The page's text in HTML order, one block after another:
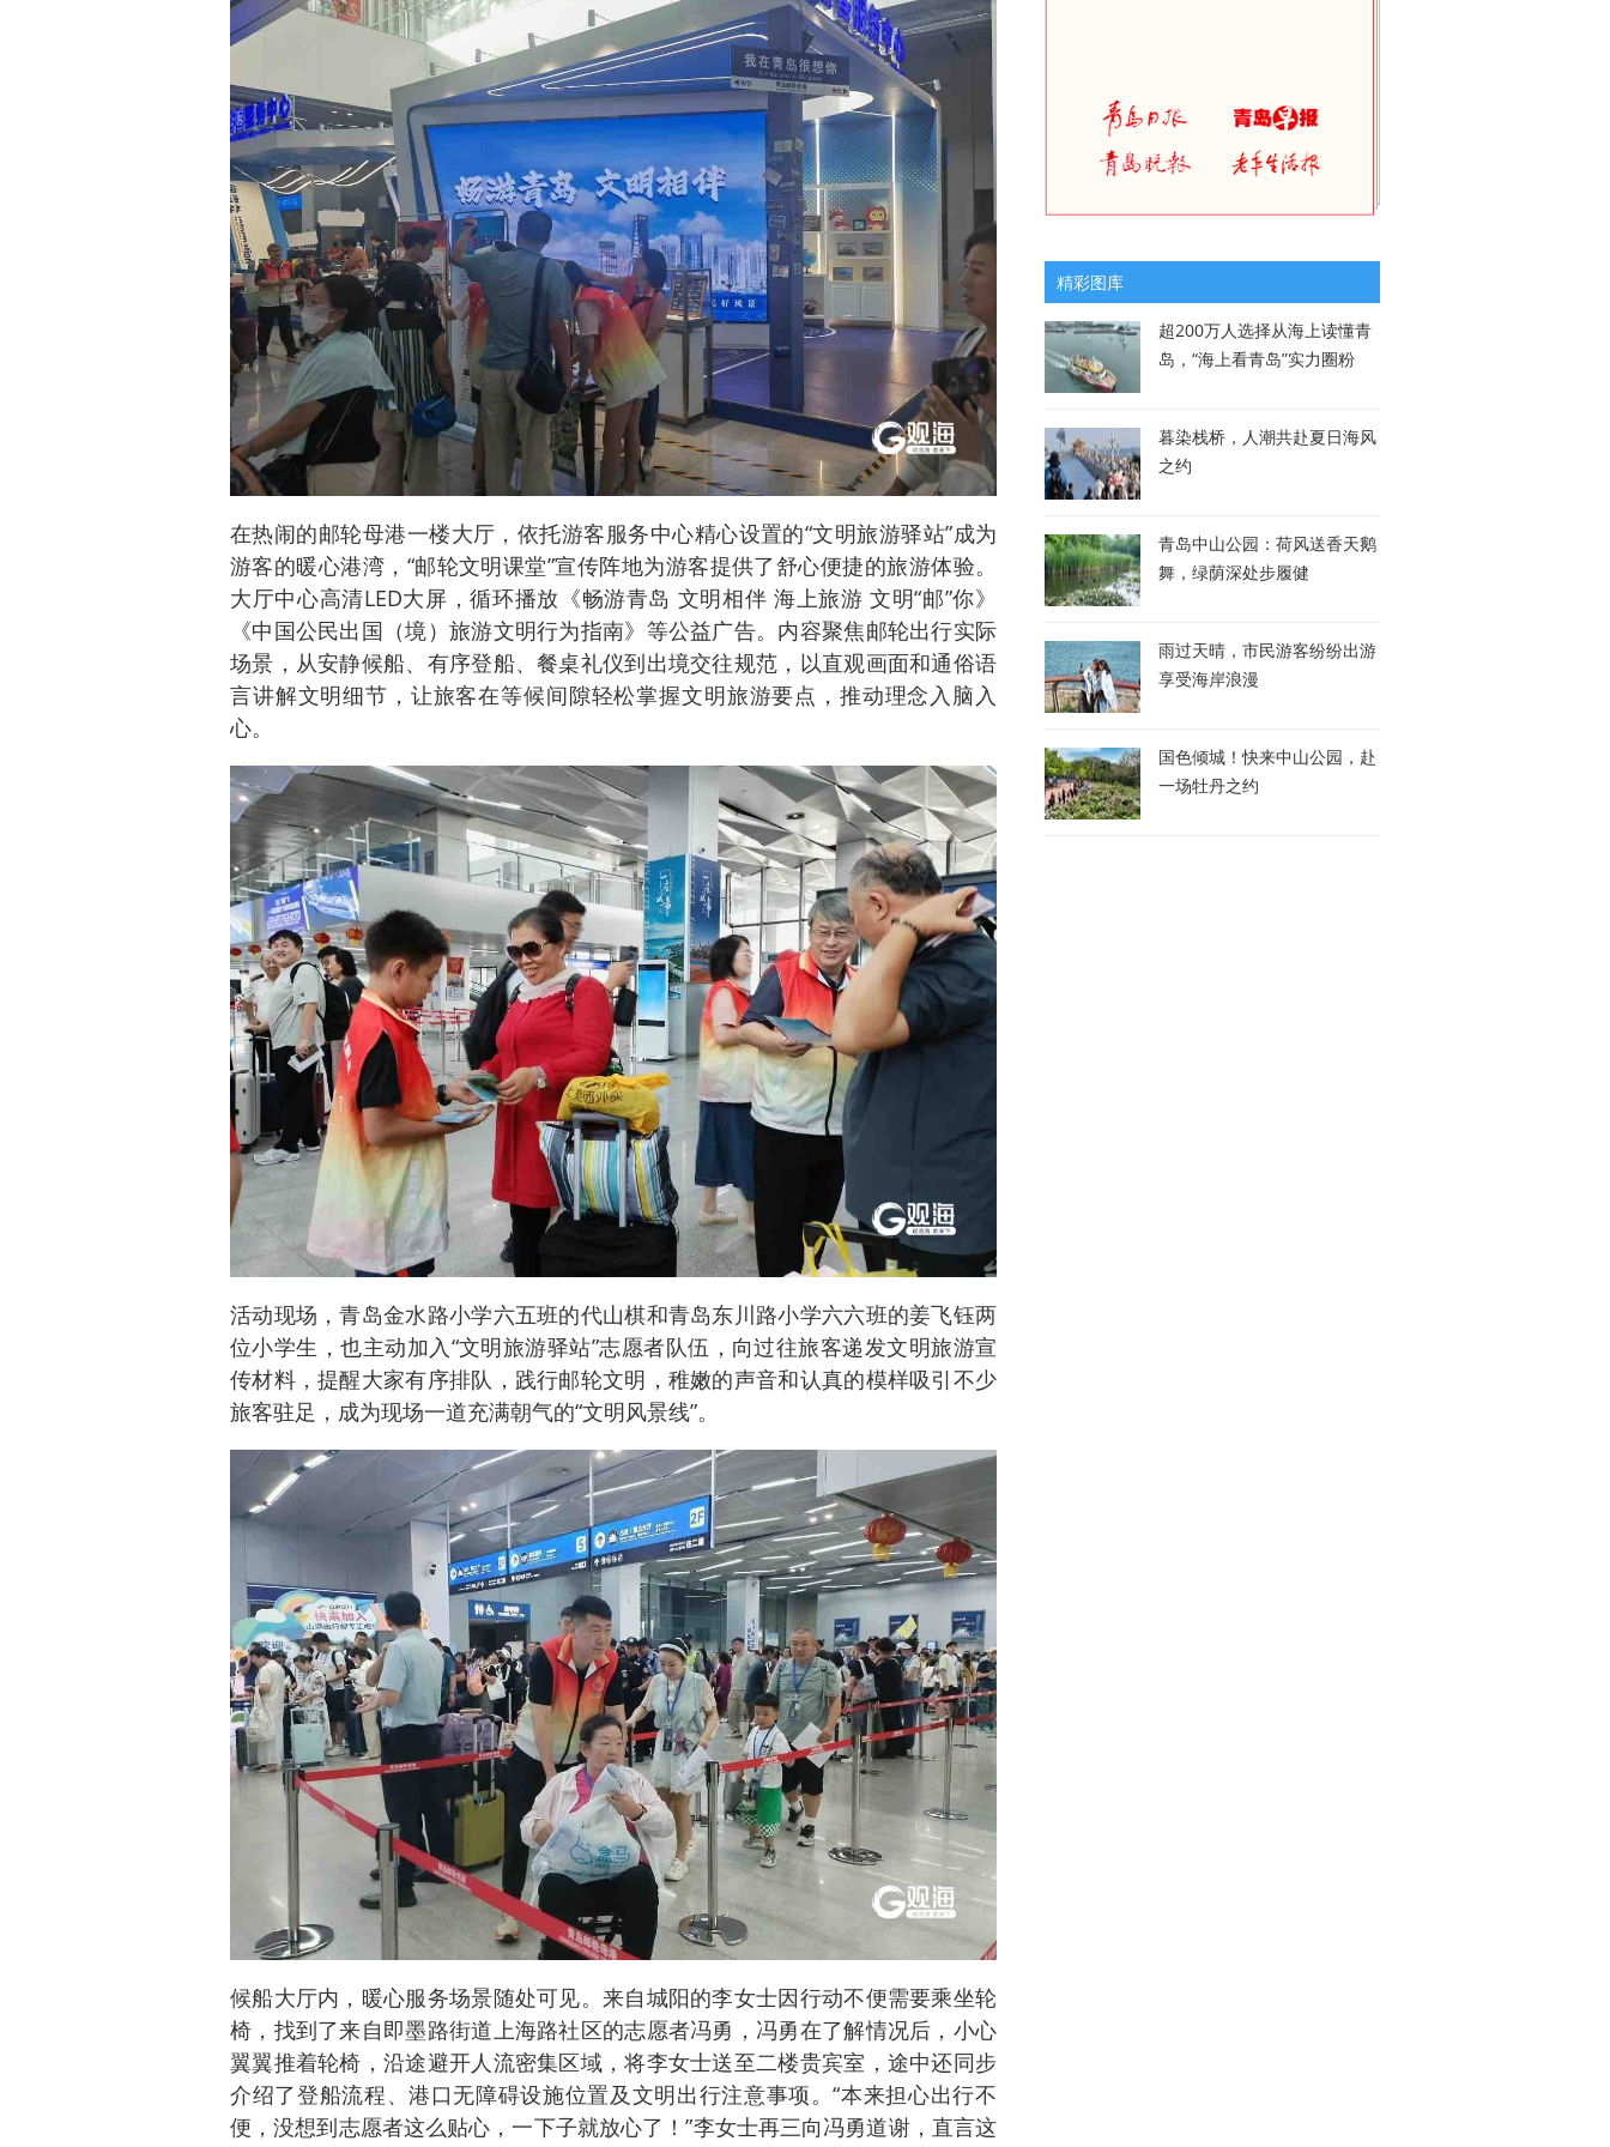
在热闹的邮轮母港一楼大厅，依托游客服务中心精心设置的“文明旅游驿站”成为
游客的暖心港湾，“邮轮文明课堂”宣传阵地为游客提供了舒心便捷的旅游体验。
大厅中心高清LED大屏，循环播放《畅游青岛 文明相伴 海上旅游 文明“邮”你》
《中国公民出国（境）旅游文明行为指南》等公益广告。内容聚焦邮轮出行实际
场景，从安静候船、有序登船、餐桌礼仪到出境交往规范，以直观画面和通俗语
言讲解文明细节，让旅客在等候间隙轻松掌握文明旅游要点，推动理念入脑入
心。
活动现场，青岛金水路小学六五班的代山棋和青岛东川路小学六六班的姜飞钰两
位小学生，也主动加入“文明旅游驿站”志愿者队伍，向过往旅客递发文明旅游宣
传材料，提醒大家有序排队，践行邮轮文明，稚嫩的声音和认真的模样吸引不少
旅客驻足，成为现场一道充满朝气的“文明风景线”。
候船大厅内，暖心服务场景随处可见。来自城阳的李女士因行动不便需要乘坐轮
椅，找到了来自即墨路街道上海路社区的志愿者冯勇，冯勇在了解情况后，小心
翼翼推着轮椅，沿途避开人流密集区域，将李女士送至二楼贵宾室，途中还同步
介绍了登船流程、港口无障碍设施位置及文明出行注意事项。“本来担心出行不
便，没想到志愿者这么贴心，一下子就放心了！”李女士再三向冯勇道谢，直言这
精彩图库
超200万人选择从海上读懂青
岛，“海上看青岛”实力圈粉
暮染栈桥，人潮共赴夏日海风
之约
青岛中山公园：荷风送香天鹅
舞，绿荫深处步履健
雨过天晴，市民游客纷纷出游
享受海岸浪漫
国色倾城！快来中山公园，赴
一场牡丹之约